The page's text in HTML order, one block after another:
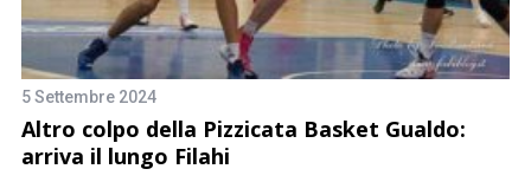
5 Settembre 2024
Altro colpo della Pizzicata Basket Gualdo:
arriva il lungo Filahi